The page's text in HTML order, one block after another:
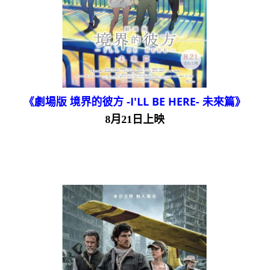
《劇場版 境界的彼方 -I'LL BE HERE- 未來篇》
8月21日上映